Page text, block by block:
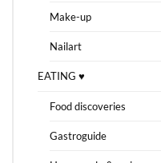
Make-up
Nailart
EATING ♥
Food discoveries
Gastroguide